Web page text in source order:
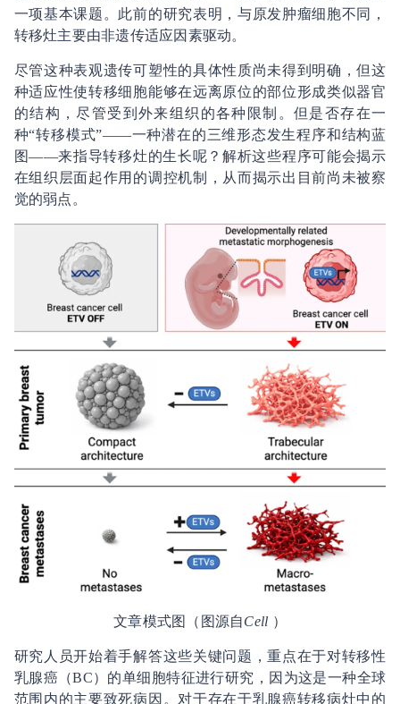
一项基本课题。此前的研究表明，与原发肿瘤细胞不同，
转移灶主要由非遗传适应因素驱动。
尽管这种表观遗传可塑性的具体性质尚未得到明确，但这
种适应性使转移细胞能够在远离原位的部位形成类似器官
的结构，尽管受到外来组织的各种限制。但是否存在一
种“转移模式”——一种潜在的三维形态发生程序和结构蓝
图——来指导转移灶的生长呢？解析这些程序可能会揭示
在组织层面起作用的调控机制，从而揭示出目前尚未被察
觉的弱点。
文章模式图（图源自Cell ）
研究人员开始着手解答这些关键问题，重点在于对转移性
乳腺癌（BC）的单细胞特征进行研究，因为这是一种全球
范围内的主要致死病因。对于存在于乳腺癌转移病灶中的